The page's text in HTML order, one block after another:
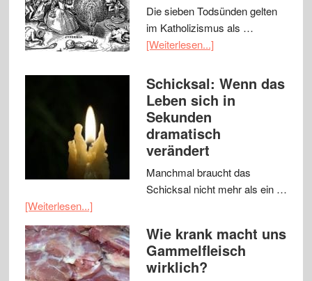
Die sieben Todsünden gelten
im Katholizismus als …
[Weiterlesen...]
Schicksal: Wenn das
Leben sich in
Sekunden
dramatisch
verändert
Manchmal braucht das
Schicksal nicht mehr als ein …
[Weiterlesen...]
Wie krank macht uns
Gammelfleisch
wirklich?